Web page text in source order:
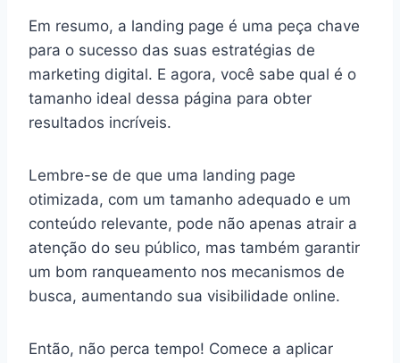
Em resumo, a landing page é uma peça chave
para o sucesso das suas estratégias de
marketing digital. E agora, você sabe qual é o
tamanho ideal dessa página para obter
resultados incríveis.
Lembre-se de que uma landing page
otimizada, com um tamanho adequado e um
conteúdo relevante, pode não apenas atrair a
atenção do seu público, mas também garantir
um bom ranqueamento nos mecanismos de
busca, aumentando sua visibilidade online.
Então, não perca tempo! Comece a aplicar